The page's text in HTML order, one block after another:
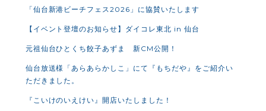
「仙台新港ビーチフェス2026」に協賛いたします
【イベント登壇のお知らせ】ダイコレ東北 in 仙台
元祖仙台ひとくち餃子あずま 新CM公開！
仙台放送様「あらあらかしこ」にて『もちだや』をご紹介い
ただきました。
『こいけのいえけい』開店いたしました！